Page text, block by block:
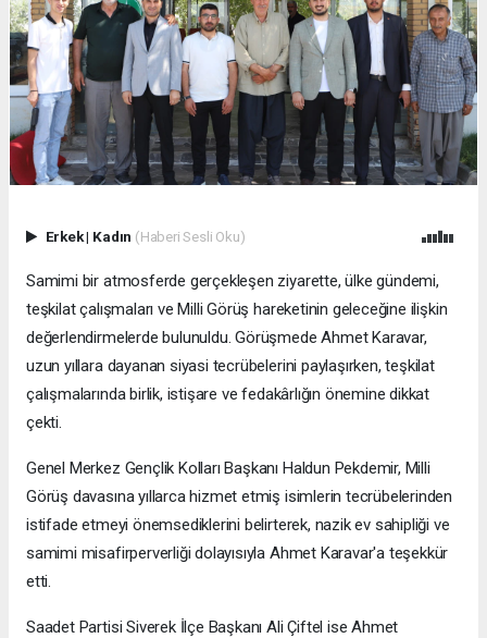
Erkek| Kadın (Haberi Sesli Oku)
Samimi bir atmosferde gerçekleşen ziyarette, ülke gündemi,
teşkilat çalışmaları ve Milli Görüş hareketinin geleceğine ilişkin
değerlendirmelerde bulunuldu. Görüşmede Ahmet Karavar,
uzun yıllara dayanan siyasi tecrübelerini paylaşırken, teşkilat
çalışmalarında birlik, istişare ve fedakârlığın önemine dikkat
çekti.
Genel Merkez Gençlik Kolları Başkanı Haldun Pekdemir, Milli
Görüş davasına yıllarca hizmet etmiş isimlerin tecrübelerinden
istifade etmeyi önemsediklerini belirterek, nazik ev sahipliği ve
samimi misafirperverliği dolayısıyla Ahmet Karavar'a teşekkür
etti.
Saadet Partisi Siverek İlçe Başkanı Ali Çiftel ise Ahmet